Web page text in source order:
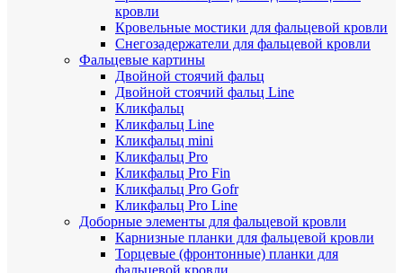
кровли
Кровельные мостики для фальцевой кровли
Снегозадержатели для фальцевой кровли
Фальцевые картины
Двойной стоячий фальц
Двойной стоячий фальц Line
Кликфальц
Кликфальц Line
Кликфальц mini
Кликфальц Pro
Кликфальц Pro Fin
Кликфальц Pro Gofr
Кликфальц Pro Line
Доборные элементы для фальцевой кровли
Карнизные планки для фальцевой кровли
Торцевые (фронтонные) планки для
фальцевой кровли